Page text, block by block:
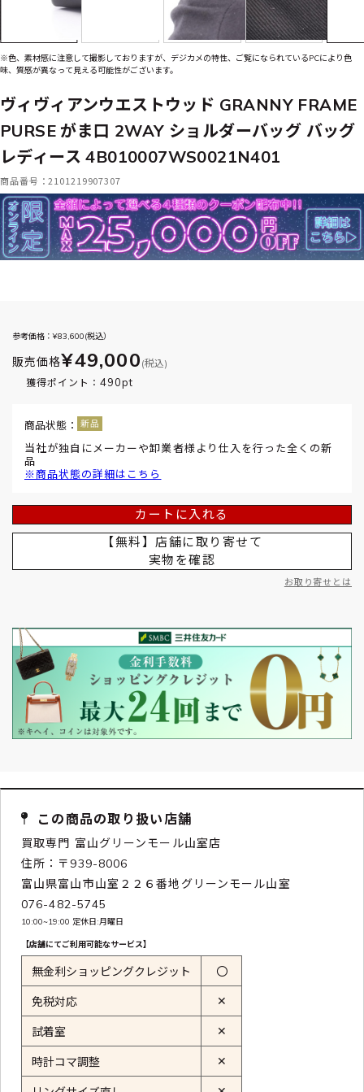
※色、素材感に注意して撮影しておりますが、デジカメの特性、ご覧になられているPCにより色
味、質感が異なって見える可能性がございます。
ヴィヴィアンウエストウッド GRANNY FRAME
PURSE がま口 2WAY ショルダーバッグ バッグ
レディース 4B010007WS0021N401
商品番号：2101219907307
参考価格：¥83,600(税込）
販売価格¥49,000 (税込)
獲得ポイント： 490pt
商品状態：
当社が独自にメーカーや卸業者様より仕入を行った全くの新
品
※商品状態の詳細はこちら
カートに入れる
【無料】店舗に取り寄せて
実物を確認
お取り寄せとは
この商品の取り扱い店舗
買取専門 富山グリーンモール山室店
住所：〒939-8006
富山県富山市山室２２６番地グリーンモール山室
076-482-5745
10:00~19:00 定休日:月曜日
【店舗にてご利用可能なサービス】
無金利ショッピングクレジット 〇
免税対応 ✕
試着室 ✕
時計コマ調整 ✕